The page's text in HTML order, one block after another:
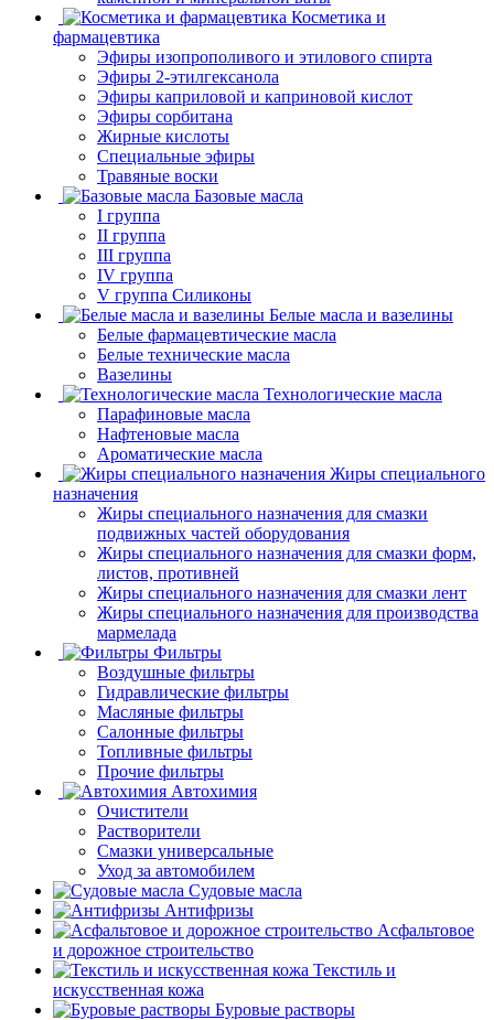
Косметика и
фармацевтика
Эфиры изопрополивого и этилового спирта
Эфиры 2-этилгексанола
Эфиры каприловой и каприновой кислот
Эфиры сорбитана
Жирные кислоты
Специальные эфиры
Травяные воски
Базовые масла
I группа
II группа
III группа
IV группа
V группа Силиконы
Белые масла и вазелины
Белые фармацевтические масла
Белые технические масла
Вазелины
Технологические масла
Парафиновые масла
Нафтеновые масла
Ароматические масла
Жиры специального
назначения
Жиры специального назначения для смазки
подвижных частей оборудования
Жиры специального назначения для смазки форм,
листов, противней
Жиры специального назначения для смазки лент
Жиры специального назначения для производства
мармелада
Фильтры
Воздушные фильтры
Гидравлические фильтры
Масляные фильтры
Салонные фильтры
Топливные фильтры
Прочие фильтры
Автохимия
Очистители
Растворители
Смазки универсальные
Уход за автомобилем
Судовые масла
Антифризы
Асфальтовое
и дорожное строительство
Текстиль и
искусственная кожа
Буровые растворы